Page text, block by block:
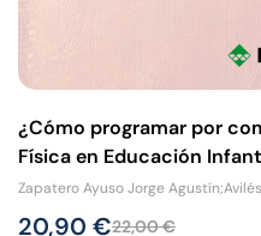
¿Cómo programar por
Física en Educación
Zapatero Ayuso Jorge
22,00€
20,90 €